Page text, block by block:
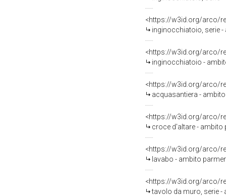
<https://w3id.org/arco/
inginocchiatoio, serie -
<https://w3id.org/arco/
inginocchiatoio -
<https://w3id.org/arco/
acquasantiera -
<https://w3id.org/arco/
croce d'altare - ambito
<https://w3id.org/arco/
lavabo - ambito
<https://w3id.org/arco/
tavolo da muro, serie -